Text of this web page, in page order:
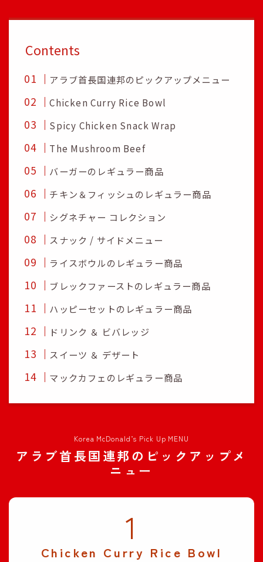
Contents
アラブ首長国連邦のピックアップメニュー
Chicken Curry Rice Bowl
Spicy Chicken Snack Wrap
The Mushroom Beef
バーガーのレギュラー商品
チキン＆フィッシュのレギュラー商品
シグネチャー コレクション
スナック / サイドメニュー
ライスボウルのレギュラー商品
ブレックファーストのレギュラー商品
ハッピーセットのレギュラー商品
ドリンク ＆ ビバレッジ
スイーツ ＆ デザート
マックカフェのレギュラー商品
Korea McDonald’s Pick Up MENU
アラブ首長国連邦のピックアップメ
ニュー
1
Chicken Curry Rice Bowl